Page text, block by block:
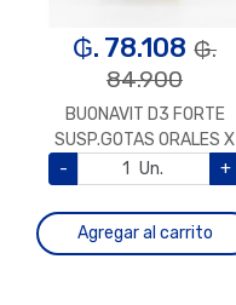
₲. 78.108 ₲.
84.900
BUONAVIT D3 FORTE
SUSP.GOTAS ORALES X
12ML
- Un. +
Agregar al carrito